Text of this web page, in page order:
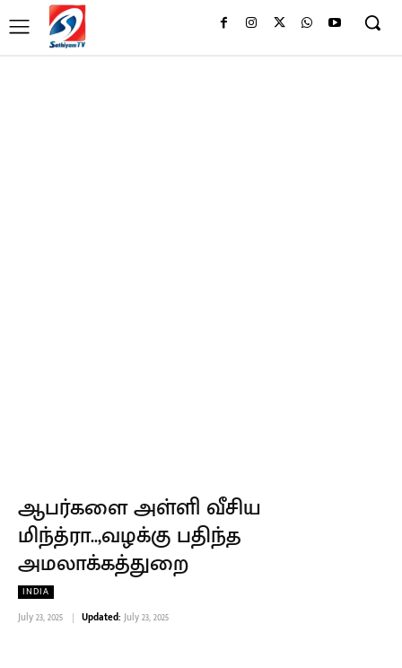
ஆபர்களை அள்ளி வீசிய
மிந்த்ரா..,வழக்கு பதிந்த
அமலாக்கத்துறை
INDIA
July 23, 2025 Updated: July 23, 2025